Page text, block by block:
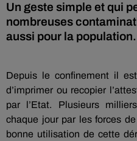
Un geste simple et qui
nombreuses
aussi pour la
Depuis le confinement il
d’imprimer ou recopier
par l’Etat. Plusieurs
chaque jour par les forces
bonne utilisation de cette